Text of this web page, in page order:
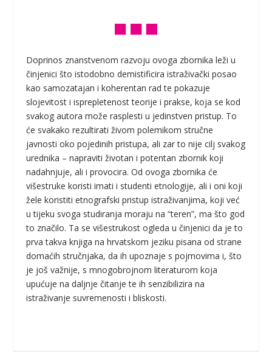
Doprinos znanstvenom razvoju ovoga zbornika leži u
činjenici što istodobno demistificira istraživački posao
kao samozatajan i koherentan rad te pokazuje
slojevitost i isprepletenost teorije i prakse, koja se kod
svakog autora može rasplesti u jedinstven pristup. To
će svakako rezultirati živom polemikom stručne
javnosti oko pojedinih pristupa, ali zar to nije cilj svakog
urednika – napraviti životan i potentan zbornik koji
nadahnjuje, ali i provocira. Od ovoga zbornika će
višestruke koristi imati i studenti etnologije, ali i oni koji
žele koristiti etnografski pristup istraživanjima, koji već
u tijeku svoga studiranja moraju na “teren”, ma što god
to značilo. Ta se višestrukost ogleda u činjenici da je to
prva takva knjiga na hrvatskom jeziku pisana od strane
domaćih stručnjaka, da ih upoznaje s pojmovima i, što
je još važnije, s mnogobrojnom literaturom koja
upućuje na daljnje čitanje te ih senzibilizira na
istraživanje suvremenosti i bliskosti.